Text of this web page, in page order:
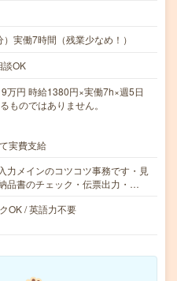
実働7時間（残業少なめ！）
OK
円 時給1380円×実働7h×週5日
ものではありません。
実費支給
力メインのコツコツ事務です・見
品書のチェック・伝票出力・…
OK / 英語力不要